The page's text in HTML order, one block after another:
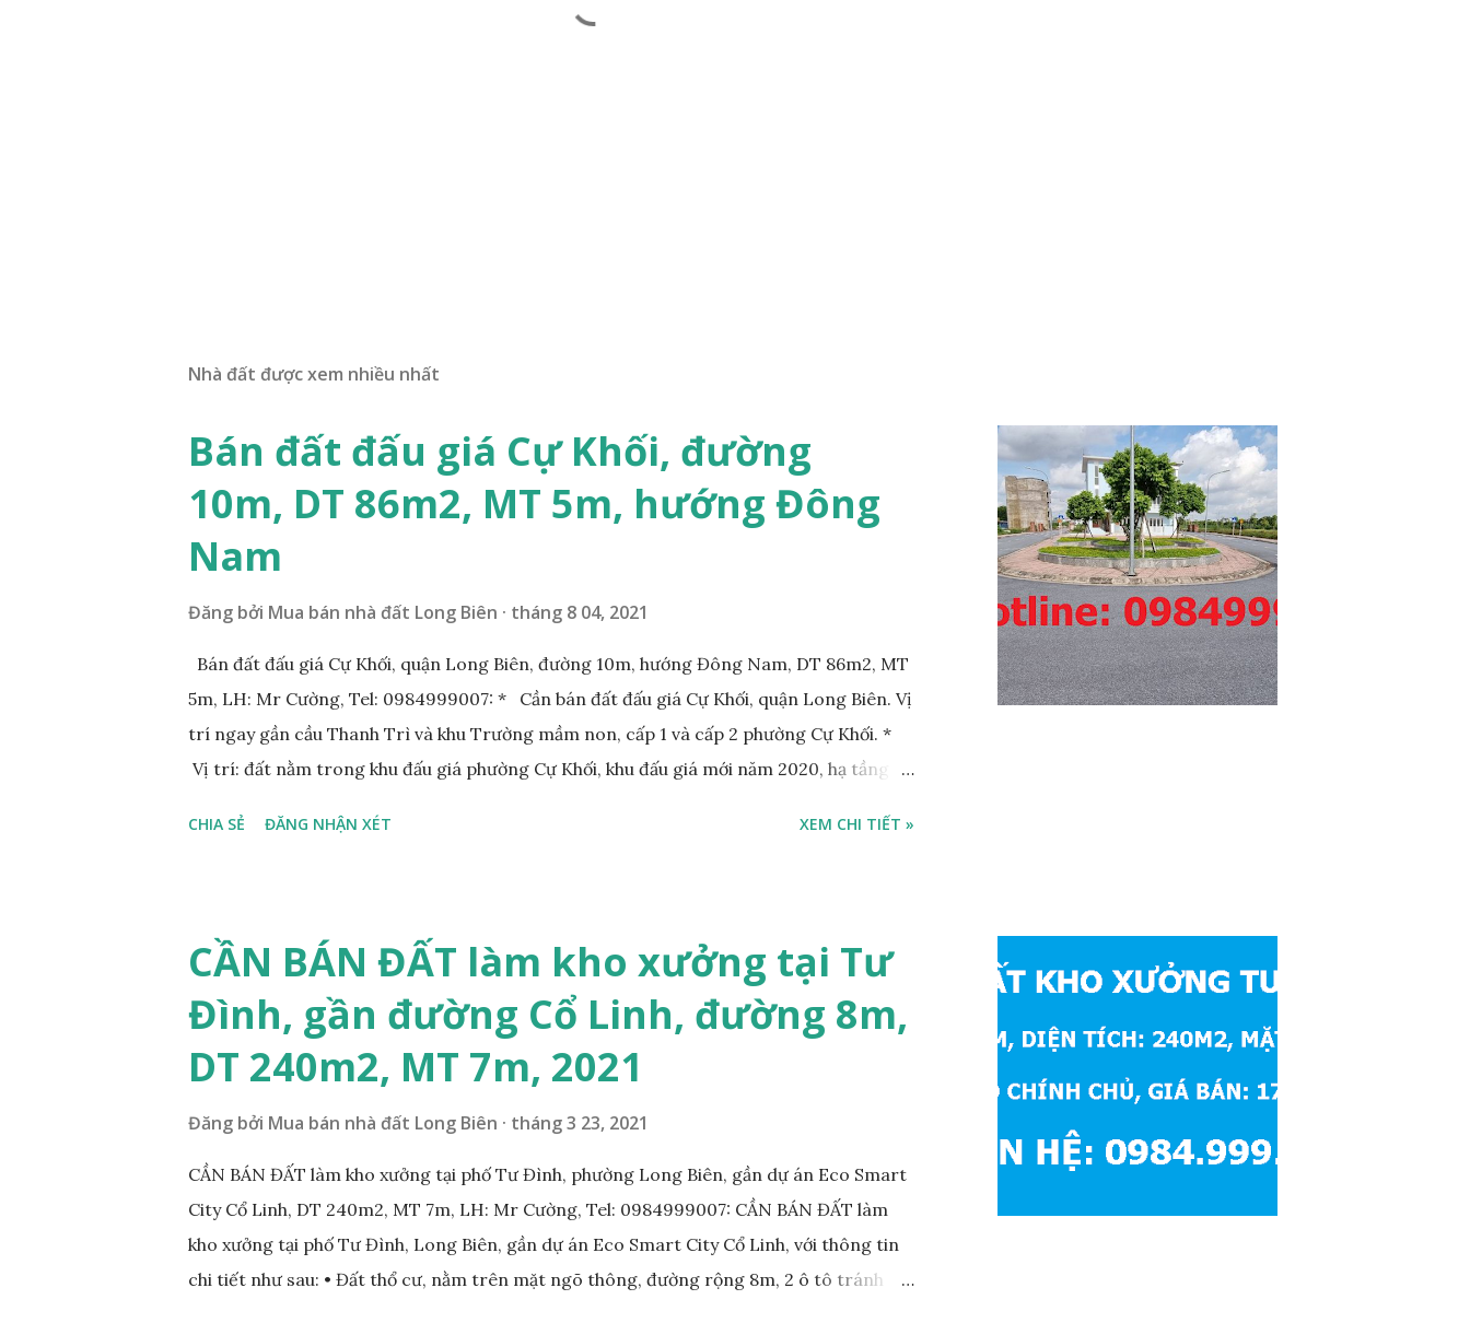
Nhà đất được xem nhiều nhất
Bán đất đấu giá Cự Khối, đường
10m, DT 86m2, MT 5m, hướng Đông
Nam
Đăng bởi Mua bán nhà đất Long Biên tháng 8 04, 2021
Bán đất đấu giá Cự Khối, quận Long Biên, đường 10m, hướng Đông Nam, DT 86m2, MT
5m, LH: Mr Cường, Tel: 0984999007: * Cần bán đất đấu giá Cự Khối, quận Long Biên. Vị
trí ngay gần cầu Thanh Trì và khu Trường mầm non, cấp 1 và cấp 2 phường Cự Khối. *
Vị trí: đất nằm trong khu đấu giá phường Cự Khối, khu đấu giá mới năm 2020, hạ tầng
200m. Cách Trường cấp 2 Cự Khối khoảng 250m. Cách Trường Tiểu học Cự Khối khoảng
tương lai sẽ rất đẹp, lý tưởng để ở, văn phòng, hoặc xây căn hộ cho thuê… * Đất phân lô,
diện tích: 86m2, mặt tiền 5m, đường 10m và vỉa hè rộng 3m, hướng Đông Nam; * Pháp
lý: sổ đỏ chính chủ; * Giá bán: 6.15 tỷ, có thương lượng với khách thiện chí mua; Liên hệ:
Mr Cường, Tel: 0984999007...
CHIA SẺ ĐĂNG NHẬN XÉT XEM CHI TIẾT »
CẦN BÁN ĐẤT làm kho xưởng tại Tư
Đình, gần đường Cổ Linh, đường 8m,
DT 240m2, MT 7m, 2021
Đăng bởi Mua bán nhà đất Long Biên tháng 3 23, 2021
CẦN BÁN ĐẤT làm kho xưởng tại phố Tư Đình, phường Long Biên, gần dự án Eco Smart
City Cổ Linh, DT 240m2, MT 7m, LH: Mr Cường, Tel: 0984999007: CẦN BÁN ĐẤT làm
kho xưởng tại phố Tư Đình, Long Biên, gần dự án Eco Smart City Cổ Linh, với thông tin
chi tiết như sau: • Đất thổ cư, nằm trên mặt ngõ thông, đường rộng 8m, 2 ô tô tránh